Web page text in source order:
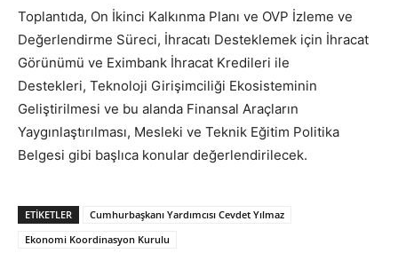
Toplantıda, On İkinci Kalkınma Planı ve OVP İzleme ve
Değerlendirme Süreci, İhracatı Desteklemek için İhracat
Görünümü ve Eximbank İhracat Kredileri ile
Destekleri, Teknoloji Girişimciliği Ekosisteminin
Geliştirilmesi ve bu alanda Finansal Araçların
Yaygınlaştırılması, Mesleki ve Teknik Eğitim Politika
Belgesi gibi başlıca konular değerlendirilecek.
ETİKETLER
Cumhurbaşkanı Yardımcısı Cevdet Yılmaz
Ekonomi Koordinasyon Kurulu